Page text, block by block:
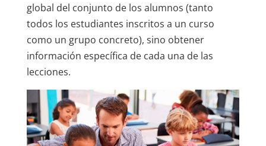
global del conjunto de los alumnos (tanto
todos los estudiantes inscritos a un curso
como un grupo concreto), sino obtener
información específica de cada una de las
lecciones.